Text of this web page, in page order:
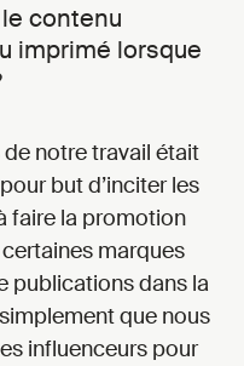
contenu
imprimé lorsque
notre travail était
but d’inciter les
faire la promotion
marques
publications dans la
que nous
influenceurs pour